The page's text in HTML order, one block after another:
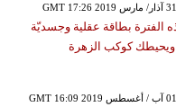
الفترة بطاقة عقلية وجسديّة
ويحيطك كوكب الزهرة